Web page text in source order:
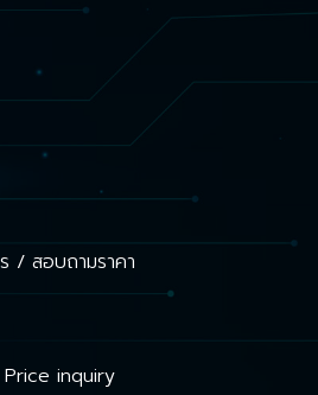
/ สอบถามราคา
inquiry